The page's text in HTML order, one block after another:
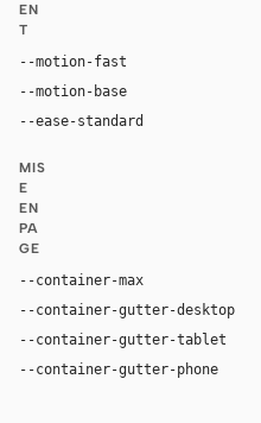
EN
T
--motion-fast
--motion-base
--ease-standard
MIS
E
EN
PA
GE
--container-max
--container-gutter-desktop
--container-gutter-tablet
--container-gutter-phone